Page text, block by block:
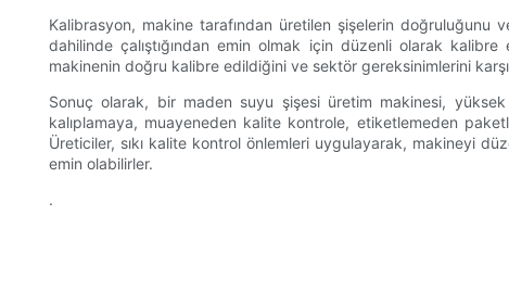
Kalibrasyon, makine tarafından üretilen şişelerin doğruluğunu
dahilinde çalıştığından emin olmak için düzenli olarak
makinenin doğru kalibre edildiğini ve sektör gereksinimlerini
Sonuç olarak, bir maden suyu şişesi üretim makinesi,
kalıplamaya, muayeneden kalite kontrole, etiketlemeden
Üreticiler, sıkı kalite kontrol önlemleri uygulayarak, makineyi
emin olabilirler.
.